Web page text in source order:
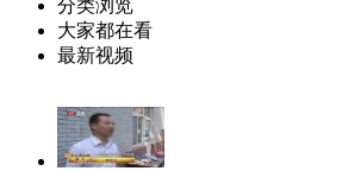
分类浏览
大家都在看
最新视频